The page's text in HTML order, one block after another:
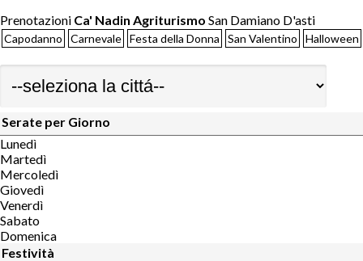
Prenotazioni Ca' Nadin Agriturismo San Damiano D'asti
Capodanno Carnevale Festa della Donna San Valentino Halloween
Serate per Giorno
Lunedì
Martedì
Mercoledì
Giovedì
Venerdì
Sabato
Domenica
Festività